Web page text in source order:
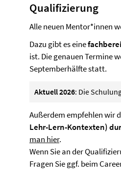
Qualifizierung
Alle neuen Mentor*innen
Dazu gibt es eine
ist. Die genauen Termine
Septemberhälfte statt.
Aktuell 2026: Die
Außerdem empfehlen wir
Lehr-Lern-Kontexten)
man hier.
Wenn Sie an der
Fragen Sie ggf. beim